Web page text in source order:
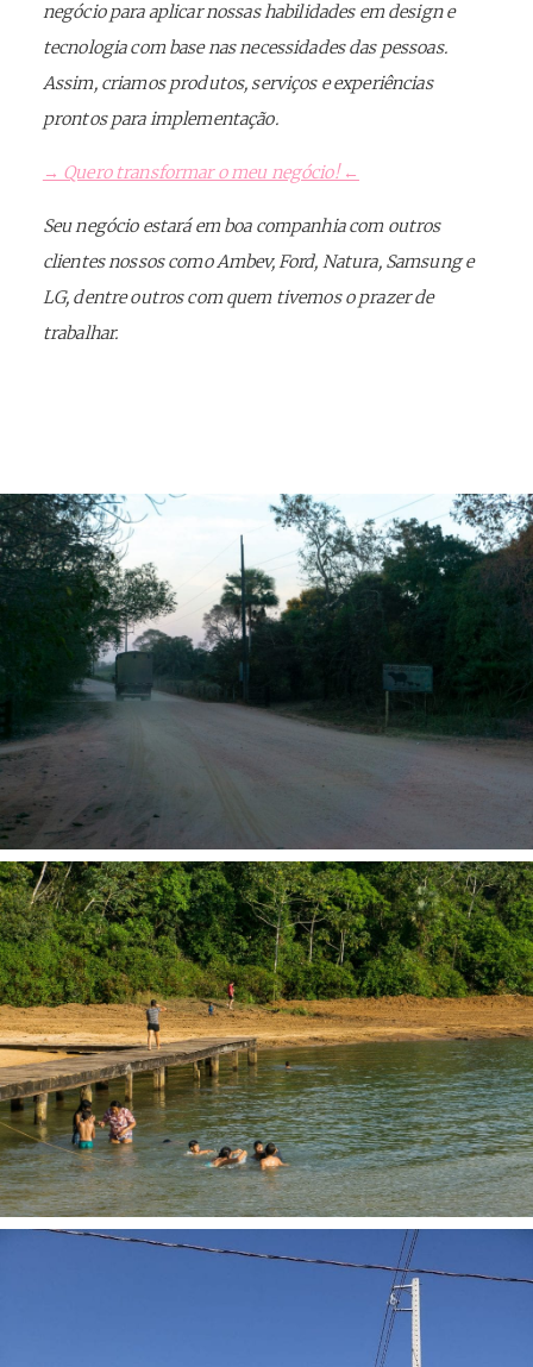
negócio para aplicar nossas habilidades em design e
tecnologia com base nas necessidades das pessoas.
Assim, criamos produtos, serviços e experiências
prontos para implementação.
→ Quero transformar o meu negócio! ←
Seu negócio estará em boa companhia com outros
clientes nossos como Ambev, Ford, Natura, Samsung e
LG, dentre outros com quem tivemos o prazer de
trabalhar.